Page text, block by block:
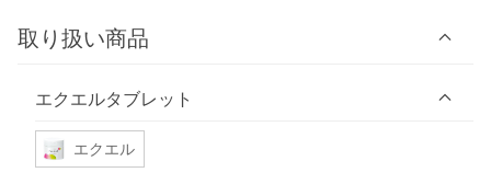
取り扱い商品
エクエルタブレット
エクエル